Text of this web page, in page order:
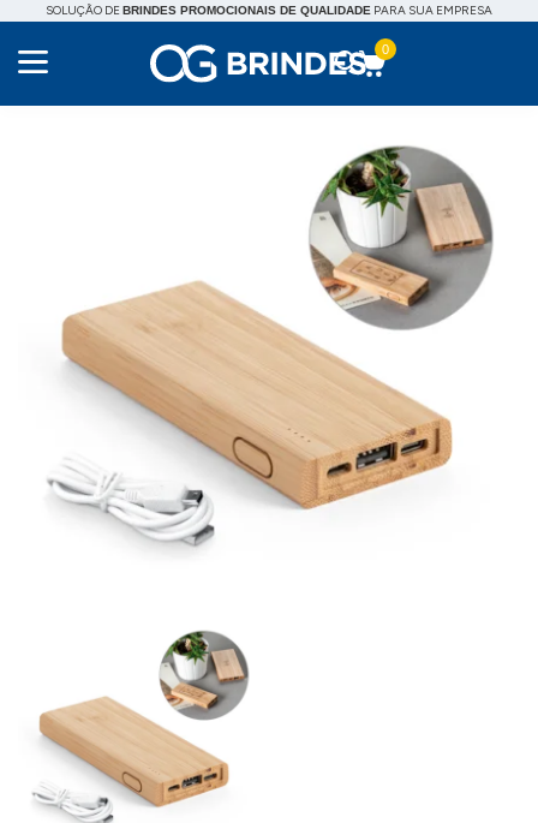
SOLUÇÃO DEBRINDES PROMOCIONAIS DE QUALIDADE PARA SUA EMPRESA
0